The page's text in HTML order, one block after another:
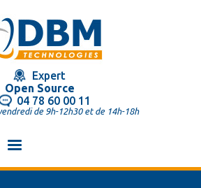
Expert
Open Source
04 78 60 00 11
de 9h-12h30 et de 14h-18h
Navigation